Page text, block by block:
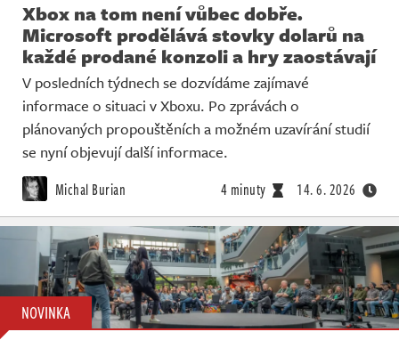
Xbox na tom není vůbec dobře.
Microsoft prodělává stovky dolarů na
každé prodané konzoli a hry zaostávají
V posledních týdnech se dozvídáme zajímavé
informace o situaci v Xboxu. Po zprávách o
plánovaných propouštěních a možném uzavírání studií
se nyní objevují další informace.
Michal Burian 4 minuty 14. 6. 2026
NOVINKA